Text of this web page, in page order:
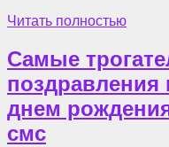
Читать полностью
Самые
поздравления
днем
смс